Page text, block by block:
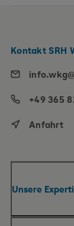
Unsere
Kontakt SRH
+49 365
Anfahrt